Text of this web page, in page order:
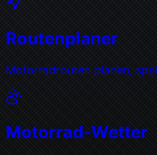
Routenplaner
Motorradrouten planen,
Motorrad-Wetter